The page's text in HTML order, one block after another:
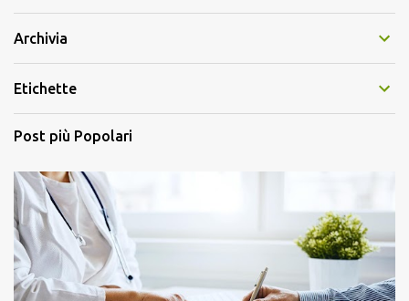
Archivia
Etichette
Post più Popolari